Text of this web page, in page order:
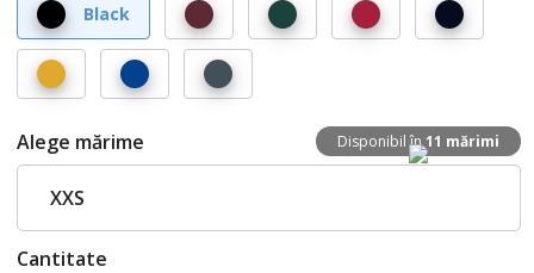
Black BordeauxBottle
Green
Classic
Red
Dark
Navy
GlowlightRoyal
Blue
Seal
Grey
Disponibil în11 mărimi
Alege mărime
XXS
Cantitate